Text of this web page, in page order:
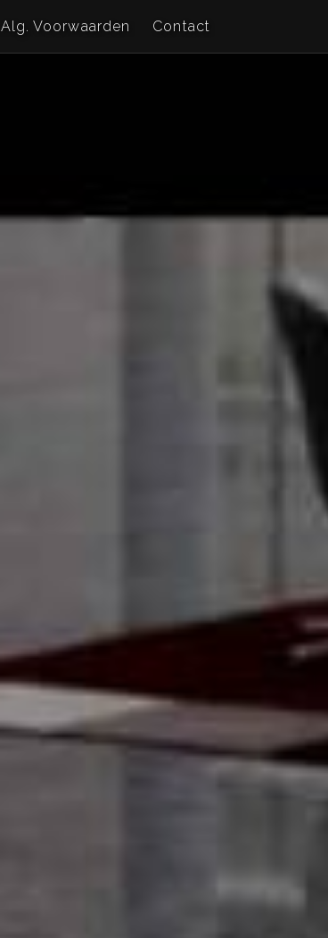
Alg. Voorwaarden Contact